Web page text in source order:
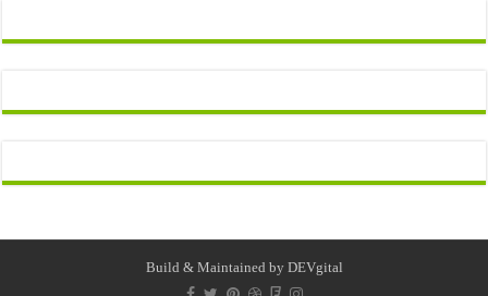
Build & Maintained by DEVgital